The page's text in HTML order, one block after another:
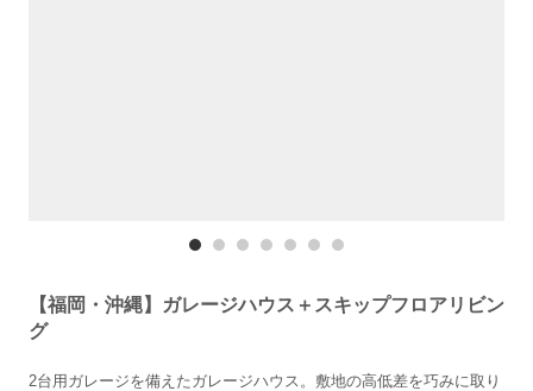
【福岡・沖縄】ガレージハウス＋スキップフロアリビン
グ
2台用ガレージを備えたガレージハウス。敷地の高低差を巧みに取り